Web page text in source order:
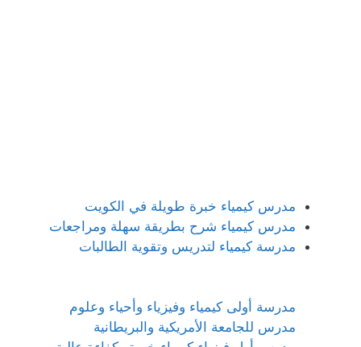
مدرس كيمياء خبرة طويلة في الكويت
مدرس كيمياء شرح بطريقة سهلة ومراجعات
مدرسة كيمياء لتدريس وتقوية الطالبات
مدرسة أولى كيمياء وفيزياء وأحياء وعلوم
مدرس للجامعة الأمريكية والبريطانية